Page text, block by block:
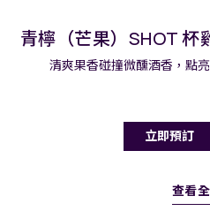
青檸（芒果）SHOT 杯
清爽果香碰撞微醺酒香，點
立即預訂
查看